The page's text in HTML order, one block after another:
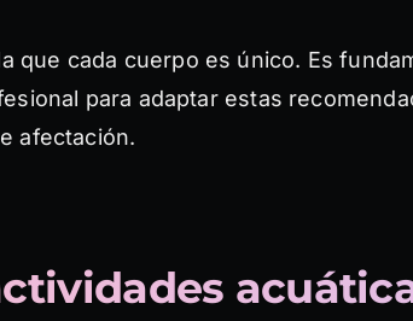
que cada cuerpo es único. Es
para adaptar estas
afectación.